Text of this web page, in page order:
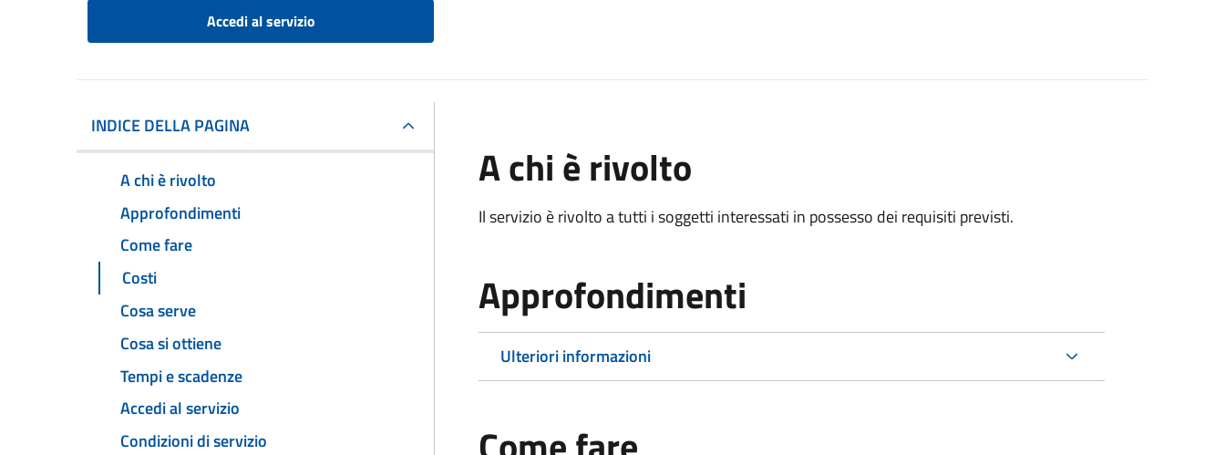
Accedi al servizio
INDICE DELLA PAGINA
A chi è rivolto
Approfondimenti
Come fare
Costi
Cosa serve
Cosa si ottiene
Tempi e scadenze
Accedi al servizio
Condizioni di servizio
A chi è rivolto
Il servizio è rivolto a tutti i soggetti interessati in possesso dei requisiti previsti.
Approfondimenti
Ulteriori informazioni